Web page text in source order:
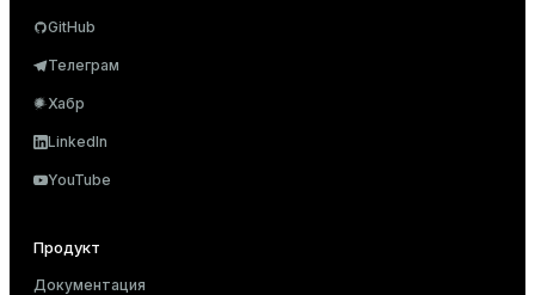
GitHub
Телеграм
Хабр
LinkedIn
YouTube
Продукт
Документация